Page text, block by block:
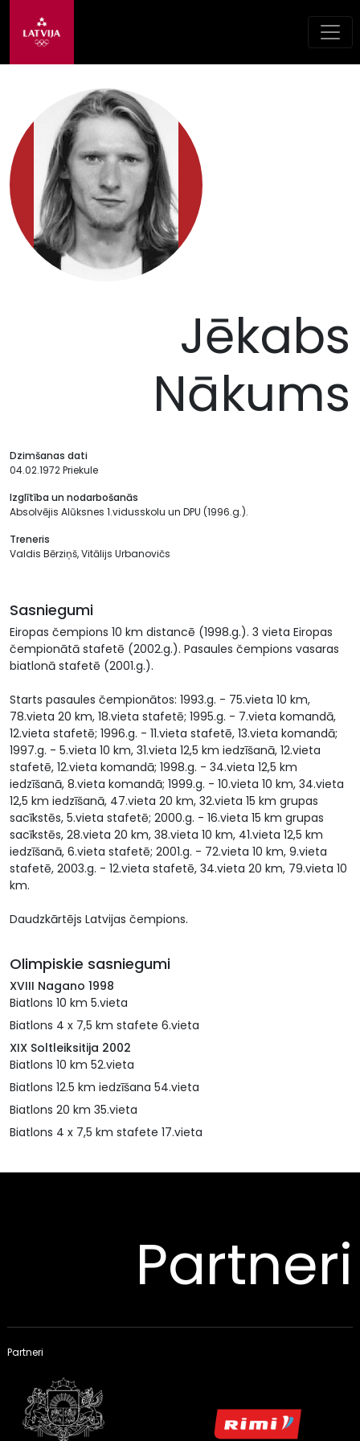
Jēkabs
Nākums
Dzimšanas dati
04.02.1972 Priekule
Izglītība un nodarbošanās
Absolvējis Alūksnes 1.vidusskolu un DPU (1996.g.).
Treneris
Valdis Bērziņš, Vitālijs Urbanovičs
Sasniegumi
Eiropas čempions 10 km distancē (1998.g.). 3 vieta Eiropas
čempionātā stafetē (2002.g.). Pasaules čempions vasaras
biatlonā stafetē (2001.g.).
Starts pasaules čempionātos: 1993.g. - 75.vieta 10 km,
78.vieta 20 km, 18.vieta stafetē; 1995.g. - 7.vieta komandā,
12.vieta stafetē; 1996.g. - 11.vieta stafetē, 13.vieta komandā;
1997.g. - 5.vieta 10 km, 31.vieta 12,5 km iedzīšanā, 12.vieta
stafetē, 12.vieta komandā; 1998.g. - 34.vieta 12,5 km
iedzīšanā, 8.vieta komandā; 1999.g. - 10.vieta 10 km, 34.vieta
12,5 km iedzīšanā, 47.vieta 20 km, 32.vieta 15 km grupas
sacīkstēs, 5.vieta stafetē; 2000.g. - 16.vieta 15 km grupas
sacīkstēs, 28.vieta 20 km, 38.vieta 10 km, 41.vieta 12,5 km
iedzīšanā, 6.vieta stafetē; 2001.g. - 72.vieta 10 km, 9.vieta
stafetē, 2003.g. - 12.vieta stafetē, 34.vieta 20 km, 79.vieta 10
km.
Daudzkārtējs Latvijas čempions.
Olimpiskie sasniegumi
XVIII Nagano 1998
Biatlons 10 km 5.vieta
Biatlons 4 x 7,5 km stafete 6.vieta
XIX Soltleiksitija 2002
Biatlons 10 km 52.vieta
Biatlons 12.5 km iedzīšana 54.vieta
Biatlons 20 km 35.vieta
Biatlons 4 x 7,5 km stafete 17.vieta
Partneri
Partneri